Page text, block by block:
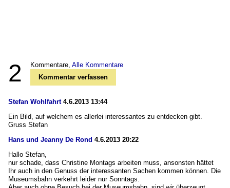
2 Kommentare, Alle Kommentare
Kommentar verfassen
Stefan Wohlfahrt4.6.2013 13:44
Ein Bild, auf welchem es allerlei interessantes zu entdecken gibt.
Gruss Stefan
Hans und Jeanny De Rond 4.6.2013 20:22
Hallo Stefan,
nur schade, dass Christine Montags arbeiten muss, ansonsten hättet
Ihr auch in den Genuss der interessanten Sachen kommen können. Die
Museumsbahn verkehrt leider nur Sonntags.